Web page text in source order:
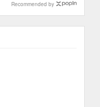
Recommended by